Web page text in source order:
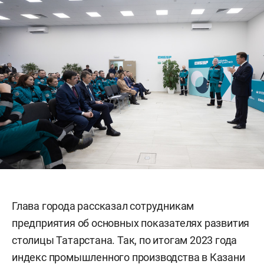
Глава города рассказал сотрудникам
предприятия об основных показателях развития
столицы Татарстана. Так, по итогам 2023 года
индекс промышленного производства в Казани